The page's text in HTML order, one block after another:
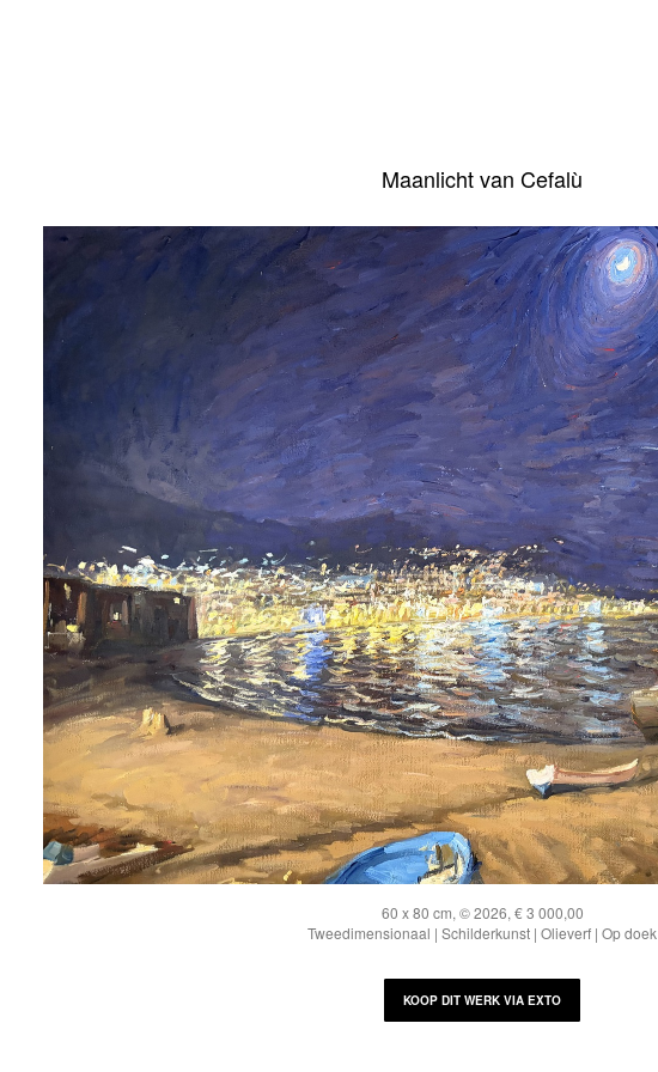
Maanlicht van Cefalù
60 x 80 cm, © 2026, € 3 000,00
Tweedimensionaal | Schilderkunst | Olieverf | Op doek
KOOP DIT WERK VIA EXTO